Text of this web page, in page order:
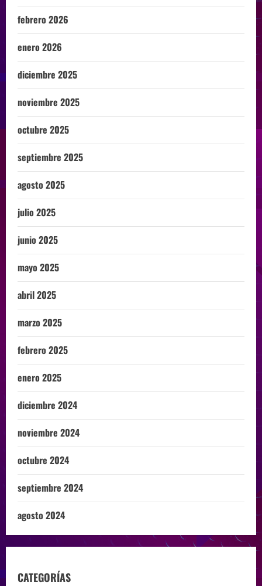
febrero 2026
enero 2026
diciembre 2025
noviembre 2025
octubre 2025
septiembre 2025
agosto 2025
julio 2025
junio 2025
mayo 2025
abril 2025
marzo 2025
febrero 2025
enero 2025
diciembre 2024
noviembre 2024
octubre 2024
septiembre 2024
agosto 2024
CATEGORÍAS